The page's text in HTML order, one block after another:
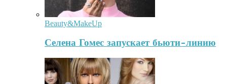
Beauty&MakeUp
Селена Гомес запускает бьюти-линию